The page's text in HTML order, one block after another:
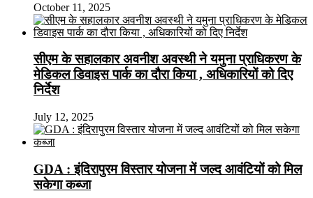
October 11, 2025
सीएम के सहालकार अवनीश अवस्थी ने यमुना प्राधिकरण के
मेडिकल डिवाइस पार्क का दौरा किया , अधिकारियों को दिए
निर्देश
July 12, 2025
GDA : इंदिरापुरम विस्तार योजना में जल्द आवंटियों को मिल
सकेगा कब्जा